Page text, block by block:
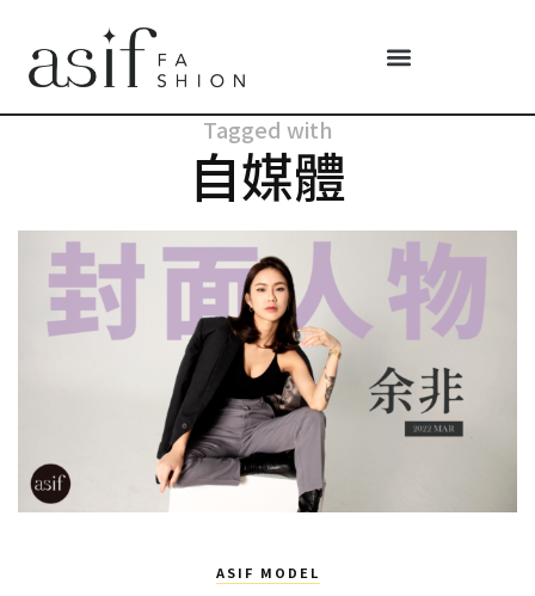
Tagged with
自媒體
ASIF MODEL